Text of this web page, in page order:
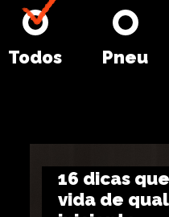
Todos Pneu
16 dicas
vida de